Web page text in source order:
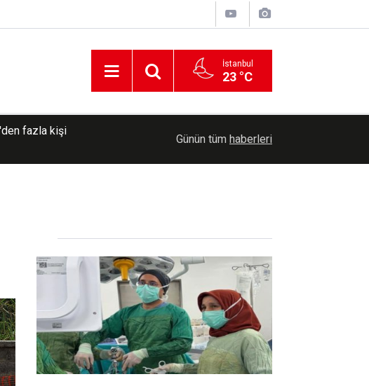
İstanbul
23 °C
Trump, İran'a yönelik savaşın "yakında sona
Günün tüm haberleri